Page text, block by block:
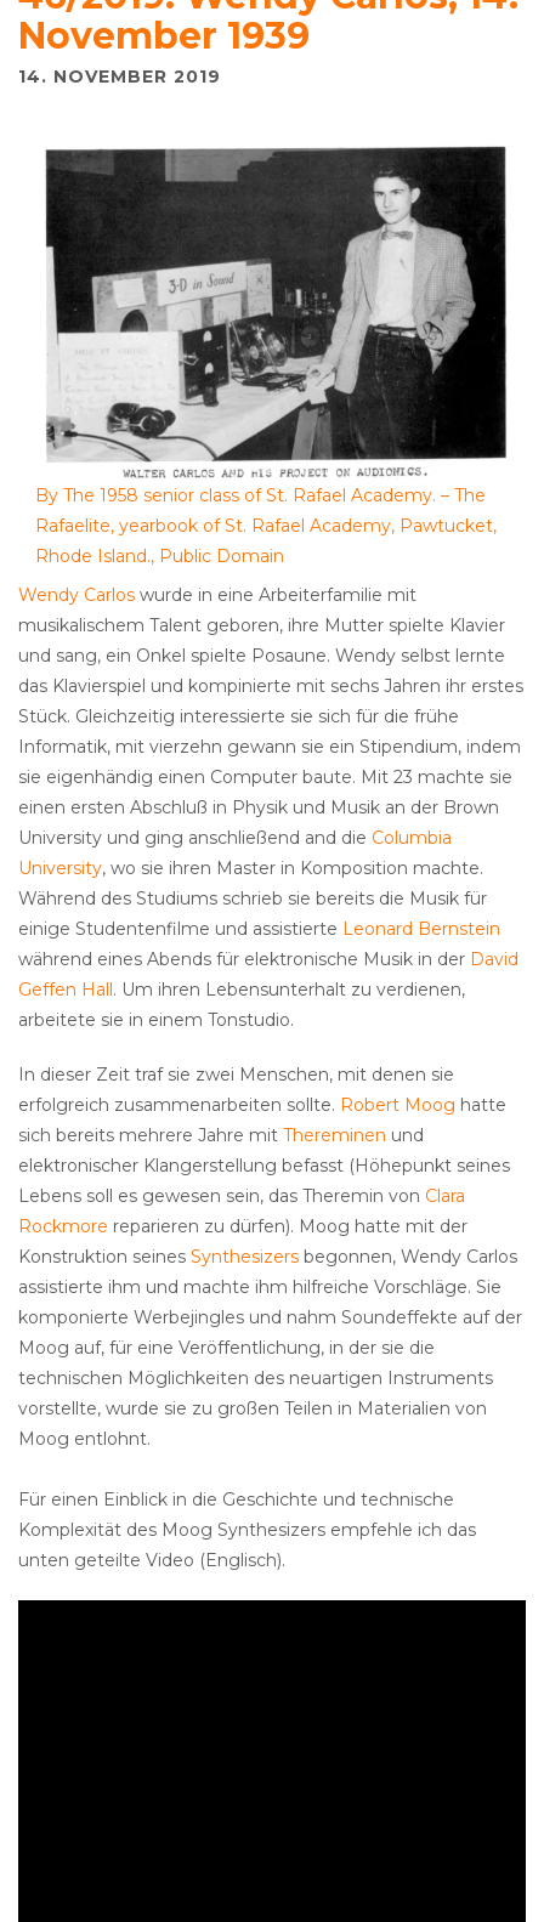
November 1939
14. NOVEMBER 2019
By The 1958 senior class of St. Rafael Academy. – The
Rafaelite, yearbook of St. Rafael Academy, Pawtucket,
Rhode Island., Public Domain
Wendy Carlos wurde in eine Arbeiterfamilie mit
musikalischem Talent geboren, ihre Mutter spielte Klavier
und sang, ein Onkel spielte Posaune. Wendy selbst lernte
das Klavierspiel und kompinierte mit sechs Jahren ihr erstes
Stück. Gleichzeitig interessierte sie sich für die frühe
Informatik, mit vierzehn gewann sie ein Stipendium, indem
sie eigenhändig einen Computer baute. Mit 23 machte sie
einen ersten Abschluß in Physik und Musik an der Brown
University und ging anschließend and die Columbia
University, wo sie ihren Master in Komposition machte.
Während des Studiums schrieb sie bereits die Musik für
einige Studentenfilme und assistierte Leonard Bernstein
während eines Abends für elektronische Musik in der David
Geffen Hall. Um ihren Lebensunterhalt zu verdienen,
arbeitete sie in einem Tonstudio.
In dieser Zeit traf sie zwei Menschen, mit denen sie
erfolgreich zusammenarbeiten sollte. Robert Moog hatte
sich bereits mehrere Jahre mit Thereminen und
elektronischer Klangerstellung befasst (Höhepunkt seines
Lebens soll es gewesen sein, das Theremin von Clara
Rockmore reparieren zu dürfen). Moog hatte mit der
Konstruktion seines Synthesizers begonnen, Wendy Carlos
assistierte ihm und machte ihm hilfreiche Vorschläge. Sie
komponierte Werbejingles und nahm Soundeffekte auf der
Moog auf, für eine Veröffentlichung, in der sie die
technischen Möglichkeiten des neuartigen Instruments
vorstellte, wurde sie zu großen Teilen in Materialien von
Moog entlohnt.
Für einen Einblick in die Geschichte und technische
Komplexität des Moog Synthesizers empfehle ich das
unten geteilte Video (Englisch).